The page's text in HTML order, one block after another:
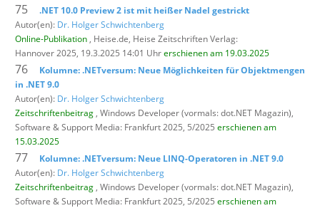
75
.NET 10.0 Preview 2 ist mit heißer Nadel gestrickt
Autor(en): Dr. Holger Schwichtenberg
Online-Publikation , Heise.de, Heise Zeitschriften Verlag:
Hannover 2025, 19.3.2025 14:01 Uhrerschienen am 19.03.2025
76
Kolumne: .NETversum: Neue Möglichkeiten für Objektmengen
in .NET 9.0
Autor(en): Dr. Holger Schwichtenberg
Zeitschriftenbeitrag , Windows Developer (vormals: dot.NET Magazin),
Software & Support Media: Frankfurt 2025, 5/2025 erschienen am
15.03.2025
77
Kolumne: .NETversum: Neue LINQ-Operatoren in .NET 9.0
Autor(en): Dr. Holger Schwichtenberg
Zeitschriftenbeitrag , Windows Developer (vormals: dot.NET Magazin),
Software & Support Media: Frankfurt 2025, 5/2025 erschienen am